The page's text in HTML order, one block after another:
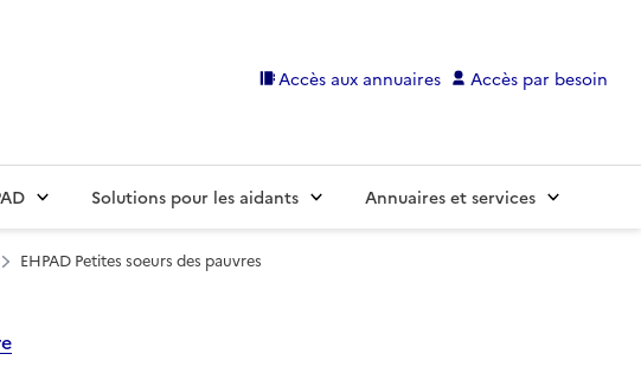
Accès aux annuaires Accès par besoin
Solutions pour les aidants Annuaires et services
EHPAD Petites soeurs des pauvres